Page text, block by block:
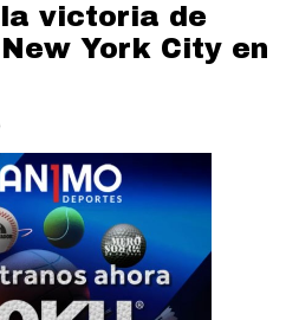
victoria de
York City en